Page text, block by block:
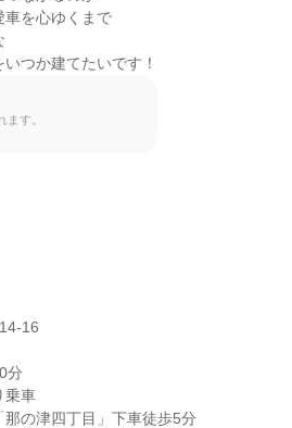
車を心ゆくまで
つか建てたいです！
ます。
16
分
乗車
那の津四丁目」下車徒歩5分